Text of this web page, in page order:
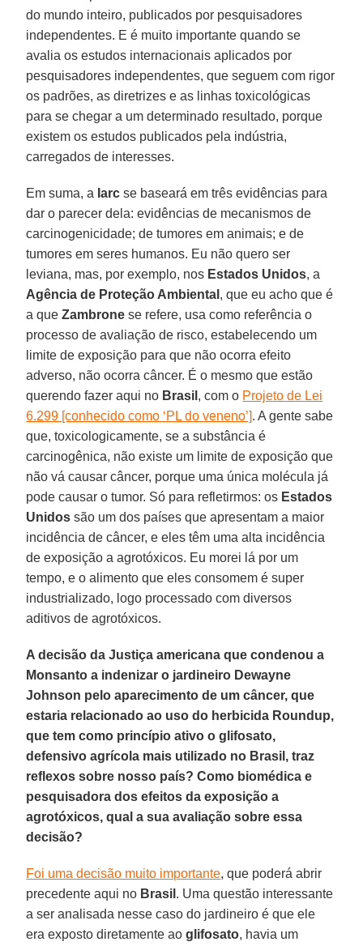
do mundo inteiro, publicados por pesquisadores
independentes. E é muito importante quando se
avalia os estudos internacionais aplicados por
pesquisadores independentes, que seguem com rigor
os padrões, as diretrizes e as linhas toxicológicas
para se chegar a um determinado resultado, porque
existem os estudos publicados pela indústria,
carregados de interesses.
Em suma, a Iarc se baseará em três evidências para
dar o parecer dela: evidências de mecanismos de
carcinogenicidade; de tumores em animais; e de
tumores em seres humanos. Eu não quero ser
leviana, mas, por exemplo, nos Estados Unidos, a
Agência de Proteção Ambiental , que eu acho que é
a queZambrone se refere, usa como referência o
processo de avaliação de risco, estabelecendo um
limite de exposição para que não ocorra efeito
adverso, não ocorra câncer. É o mesmo que estão
querendo fazer aqui no Brasil , com o Projeto de Lei
6.299 [conhecido como ‘PL do veneno’]. A gente sabe
que, toxicologicamente, se a substância é
carcinogênica, não existe um limite de exposição que
não vá causar câncer, porque uma única molécula já
pode causar o tumor. Só para refletirmos: os Estados
Unidos são um dos países que apresentam a maior
incidência de câncer, e eles têm uma alta incidência
de exposição a agrotóxicos. Eu morei lá por um
tempo, e o alimento que eles consomem é super
industrializado, logo processado com diversos
aditivos de agrotóxicos.
A decisão da Justiça americana que condenou a
Monsanto a indenizar o jardineiro Dewayne
Johnson pelo aparecimento de um câncer, que
estaria relacionado ao uso do herbicida Roundup,
que tem como princípio ativo o glifosato,
defensivo agrícola mais utilizado no Brasil, traz
reflexos sobre nosso país? Como biomédica e
pesquisadora dos efeitos da exposição a
agrotóxicos, qual a sua avaliação sobre essa
decisão?
Foi uma decisão muito importante, que poderá abrir
precedente aqui no Brasil . Uma questão interessante
a ser analisada nesse caso do jardineiro é que ele
era exposto diretamente aoglifosato, havia um